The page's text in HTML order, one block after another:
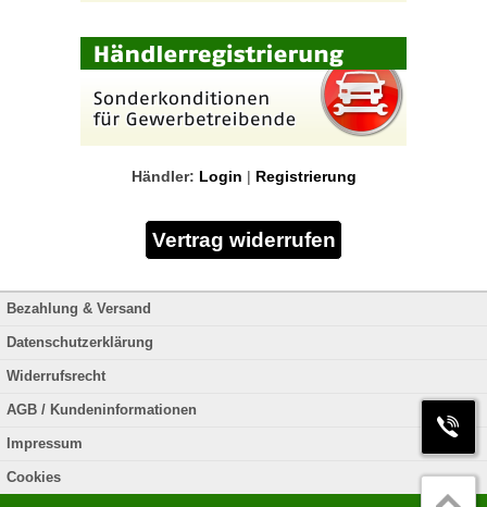
Händler: Login | Registrierung
Bezahlung & Versand
Datenschutzerklärung
Widerrufsrecht
AGB / Kundeninformationen
Impressum
Cookies